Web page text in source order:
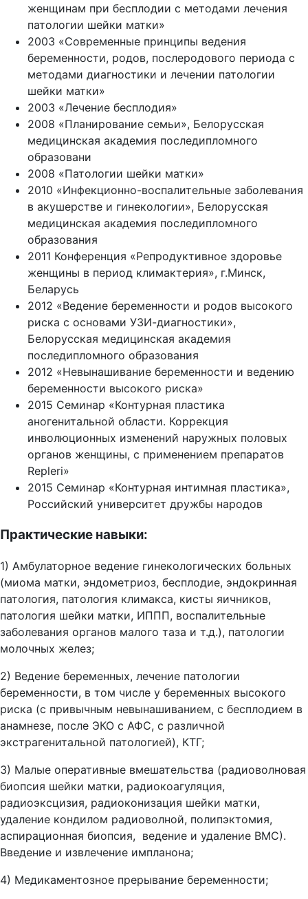
женщинам при бесплодии с методами лечения
патологии шейки матки»
2003 «Современные принципы ведения
беременности, родов, послеродового периода с
методами диагностики и лечении патологии
шейки матки»
2003 «Лечение бесплодия»
2008 «Планирование семьи», Белорусская
медицинская академия последипломного
образовани
2008 «Патологии шейки матки»
2010 «Инфекционно-воспалительные заболевания
в акушерстве и гинекологии», Белорусская
медицинская академия последипломного
образования
2011 Конференция «Репродуктивное здоровье
женщины в период климактерия», г.Минск,
Беларусь
2012 «Ведение беременности и родов высокого
риска с основами УЗИ-диагностики»,
Белорусская медицинская академия
последипломного образования
2012 «Невынашивание беременности и ведению
беременности высокого риска»
2015 Семинар «Контурная пластика
аногенитальной области. Коррекция
инволюционных изменений наружных половых
органов женщины, с применением препаратов
Repleri»
2015 Семинар «Контурная интимная пластика»,
Российский университет дружбы народов
Практические навыки:
1) Амбулаторное ведение гинекологических больных
(миома матки, эндометриоз, бесплодие, эндокринная
патология, патология климакса, кисты яичников,
патология шейки матки, ИППП, воспалительные
заболевания органов малого таза и т.д.), патологии
молочных желез;
2) Ведение беременных, лечение патологии
беременности, в том числе у беременных высокого
риска (с привычным невынашиванием, с бесплодием в
анамнезе, после ЭКО с АФС, с различной
экстрагенитальной патологией), КТГ;
3) Малые оперативные вмешательства (радиоволновая
биопсия шейки матки, радиокоагуляция,
радиоэксцизия, радиоконизация шейки матки,
удаление кондилом радиоволной, полипэктомия,
аспирационная биопсия, ведение и удаление ВМС).
Введение и извлечение импланона;
4) Медикаментозное прерывание беременности;